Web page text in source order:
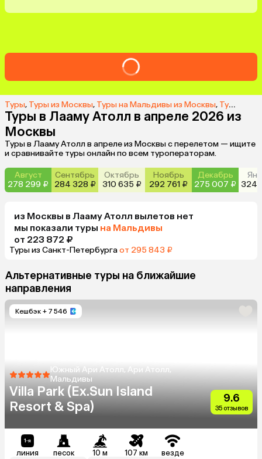
Туры, Туры из Москвы, Туры на Мальдивы из Москвы, Туры в Лааму Атолл из Москвы
Туры в Лааму Атолл в апреле 2026 из
Москвы
Туры в Лааму Атолл в апреле из Москвы с перелетом — ищите
и сравнивайте туры онлайн по всем туроператорам.
Август
278 299 ₽
Сентябрь
284 328 ₽
Октябрь
310 635 ₽
Ноябрь
292 761 ₽
Декабрь
275 007 ₽ 324
из Москвы в Лааму Атолл вылетов нет
мы показали туры на Мальдивы
от 223 872 ₽
Туры из Санкт-Петербургаот 295 843 ₽
Альтернативные туры на ближайшие
направления
Кешбэк + 7 546
Южный Ари Атолл, Ари Атолл,
Мальдивы
Villa Park (Ex.Sun Island
Resort & Spa)
9.6
35 отзывов
линия песок 10 м 107 км везде